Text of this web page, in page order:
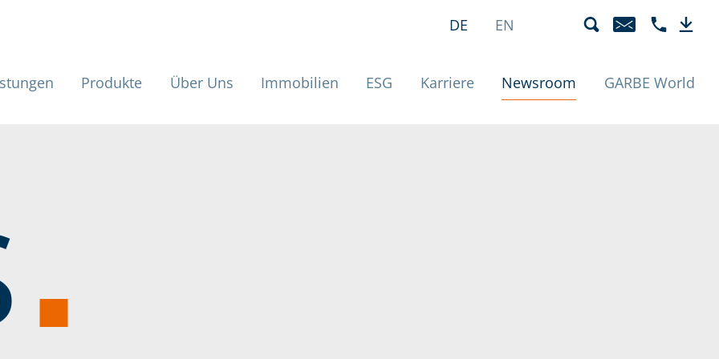
und Freunde |Sprachmenü
DEAktivEN E-MAIL
Produkte Über Uns Immobilien ESG Karriere Newsroom (Aktiv)GARBE World